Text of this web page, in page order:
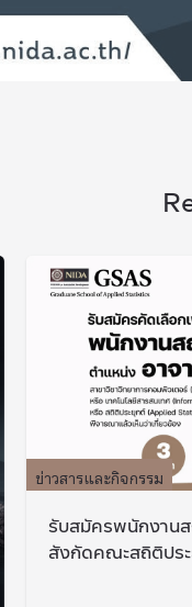
ข่าวสารและกิจกรรม
รับสมัครพนักงาน
สังกัดคณะสถิติปร